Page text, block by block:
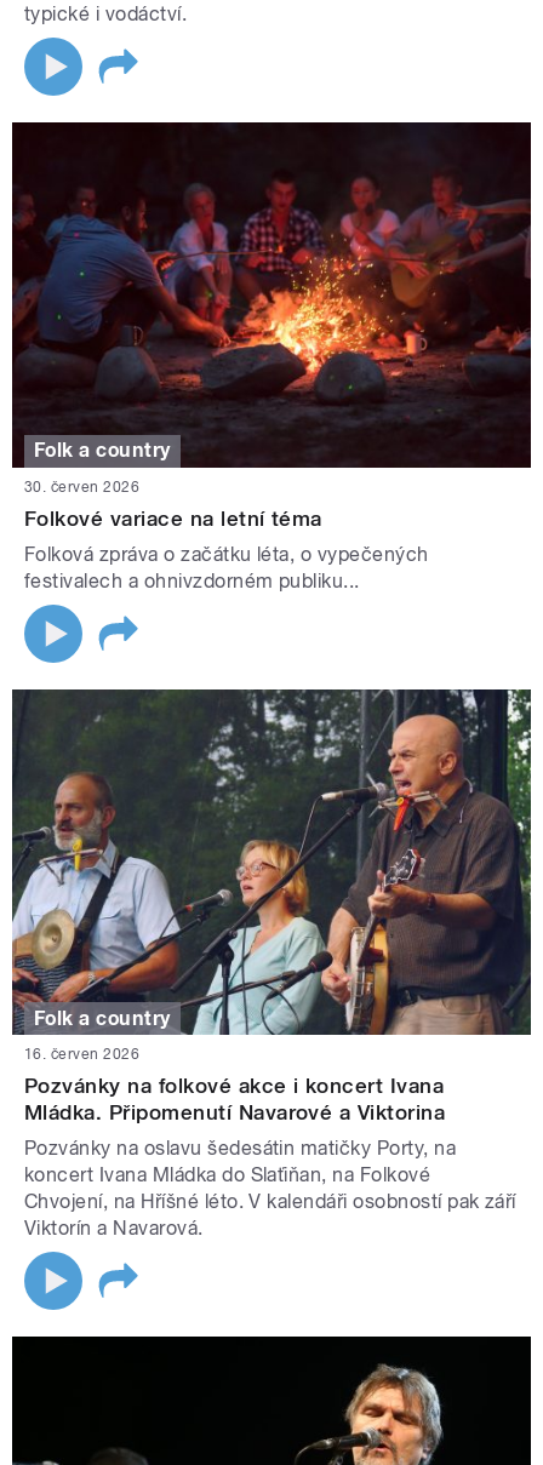
typické i vodáctví.
Folk a country
30. červen 2026
Folkové variace na letní téma
Folková zpráva o začátku léta, o vypečených
festivalech a ohnivzdorném publiku...
Folk a country
16. červen 2026
Pozvánky na folkové akce i koncert Ivana
Mládka. Připomenutí Navarové a Viktorina
Pozvánky na oslavu šedesátin matičky Porty, na
koncert Ivana Mládka do Slaťiňan, na Folkové
Chvojení, na Hříšné léto. V kalendáři osobností pak září
Viktorín a Navarová.